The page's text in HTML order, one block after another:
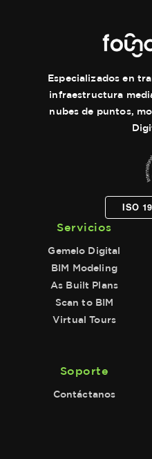
Especializados en
infraestructura
nubes de puntos,
ISO
Servicios
Gemelo Digital
BIM Modeling
As Built Plans
Scan to BIM
Virtual Tours
Soporte
Contáctanos